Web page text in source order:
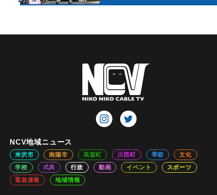
NCV地域ニュース
米沢市 南陽市 高畠町 川西町 季節
文化
学校
式典 行政 動画 イベント
スポーツ
緊急速報
地域情報